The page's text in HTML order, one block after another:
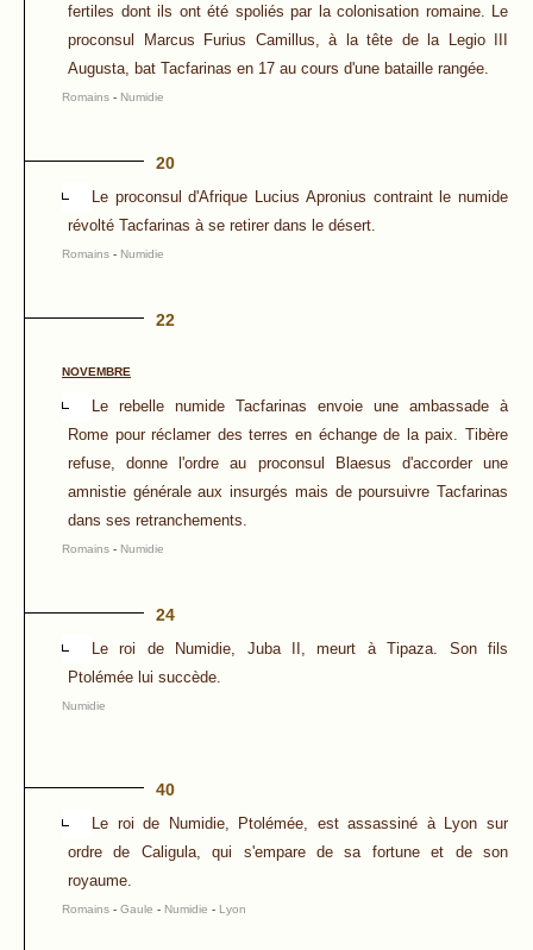
fertiles dont ils ont été spoliés par la colonisation romaine. Le
proconsul Marcus Furius Camillus, à la tête de la Legio III
Augusta, bat Tacfarinas en 17 au cours d'une bataille rangée.
Romains - Numidie
20
Le proconsul d'Afrique Lucius Apronius contraint le numide
révolté Tacfarinas à se retirer dans le désert.
Romains - Numidie
22
NOVEMBRE
Le rebelle numide Tacfarinas envoie une ambassade à
Rome pour réclamer des terres en échange de la paix. Tibère
refuse, donne l'ordre au proconsul Blaesus d'accorder une
amnistie générale aux insurgés mais de poursuivre Tacfarinas
dans ses retranchements.
Romains - Numidie
24
Le roi de Numidie, Juba II, meurt à Tipaza. Son fils
Ptolémée lui succède.
Numidie
40
Le roi de Numidie, Ptolémée, est assassiné à Lyon sur
ordre de Caligula, qui s'empare de sa fortune et de son
royaume.
Romains - Gaule - Numidie - Lyon